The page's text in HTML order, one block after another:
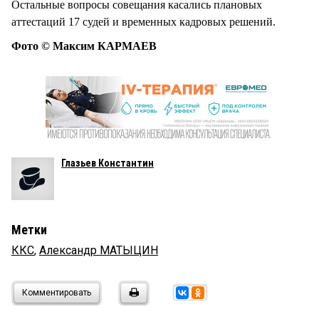
Остальные вопросы совещания касались плановых
аттестаций 17 судей и временных кадровых решений.
Фото © Максим КАРМАЕВ
Глазьев Константин
Метки
ККС, Александр МАТЫЦИН
Комментировать